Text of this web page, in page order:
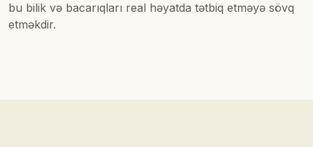
bu bilik və bacarıqları real həyatda tətbiq etməyə sövq
etməkdir.